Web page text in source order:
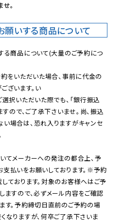
。
いする商品について
商品について(大量のご予約につ
をいただいた場合、事前に代金の
ざいます。い
択いただいた際でも、「銀行振込
ので、ご了承下さいませ。尚、振込
場合は、恐れ入りますがキャンセ
メーカーへの発注の都合上、予
払いをお願いしております。※予約
ております。対象のお客様へはご予
ますので、必ずメール内容をご確認
す。予約締切日直前のご予約の場
なりますが、何卒ご了承下さいま